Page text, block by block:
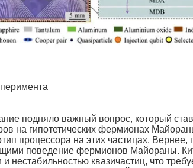
подняло важный вопрос, который
на гипотетических фермионах
процессора на этих частицах.
поведение фермионов Майораны.
и нестабильностью квазичастиц, что